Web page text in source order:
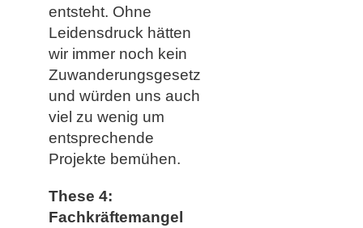
entsteht. Ohne
Leidensdruck hätten
wir immer noch kein
Zuwanderungsgesetz
und würden uns auch
viel zu wenig um
entsprechende
Projekte bemühen.
These 4:
Fachkräftemangel